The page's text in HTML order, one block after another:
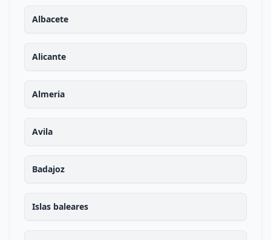
Albacete
Alicante
Almeria
Avila
Badajoz
Islas baleares